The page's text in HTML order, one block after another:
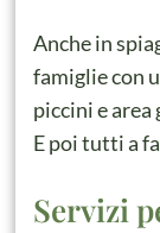
Anche in
famiglie con
piccini e area
E poi tutti a
Servizi